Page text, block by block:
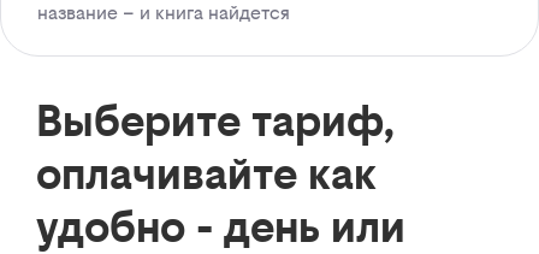
название – и книга найдется
Выберите тариф,
оплачивайте как
удобно - день или